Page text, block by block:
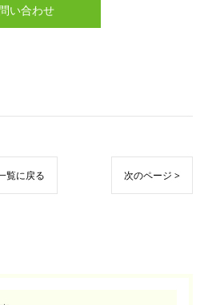
い合わせ
覧に戻る 次のページ >